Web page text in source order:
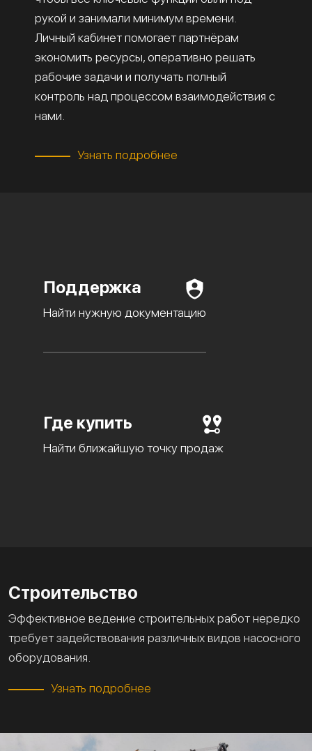
рукой и занимали минимум времени.
Личный кабинет помогает партнёрам
экономить ресурсы, оперативно решать
рабочие задачи и получать полный
контроль над процессом взаимодействия с
нами.
Узнать подробнее
Поддержка
Найти нужную документацию
Где купить
Найти ближайшую точку продаж
Строительство
Эффективное ведение строительных работ нередко
требует задействования различных видов насосного
оборудования.
Узнать подробнее